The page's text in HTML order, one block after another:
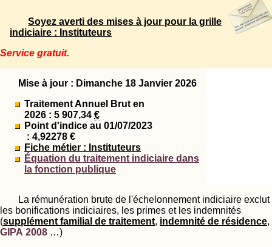
Soyez averti des mises à jour pour la grille
indiciaire : Instituteurs
Service gratuit.
Mise à jour : Dimanche 18 Janvier 2026
Traitement Annuel Brut en
2026 : 5 907,34 €
Point d'indice au 01/07/2023
: 4,92278 €
Fiche métier : Instituteurs
Équation du traitement indiciaire dans
la fonction publique
La rémunération brute de l'échelonnement indiciaire exclut
les bonifications indiciaires, les primes et les indemnités
(supplément familial de traitement, indemnité de résidence,
GIPA 2008 …)